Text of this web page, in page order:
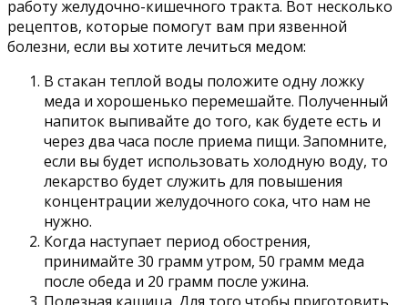
работу желудочно-кишечного тракта. Вот несколько
рецептов, которые помогут вам при язвенной
болезни, если вы хотите лечиться медом:
В стакан теплой воды положите одну ложку
меда и хорошенько перемешайте. Полученный
напиток выпивайте до того, как будете есть и
через два часа после приема пищи. Запомните,
если вы будет использовать холодную воду, то
лекарство будет служить для повышения
концентрации желудочного сока, что нам не
нужно.
Когда наступает период обострения,
принимайте 30 грамм утром, 50 грамм меда
после обеда и 20 грамм после ужина.
Полезная кашица. Для того чтобы приготовить